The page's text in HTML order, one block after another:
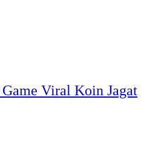
Viral Koin Jagat